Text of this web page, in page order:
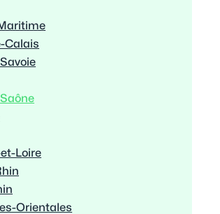
Calais
Loire
Orientales